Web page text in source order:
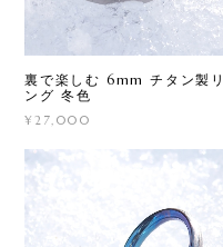
裏で楽しむ 6mm チタン製リ
ング 冬色
¥27,000